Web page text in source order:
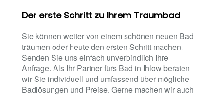
Der erste Schritt zu Ihrem Traumbad
Sie können weiter von einem schönen neuen Bad
träumen oder heute den ersten Schritt machen.
Senden Sie uns einfach unverbindlich Ihre
Anfrage. Als Ihr Partner fürs Bad in Ihlow beraten
wir Sie individuell und umfassend über mögliche
Badlösungen und Preise. Gerne machen wir auch